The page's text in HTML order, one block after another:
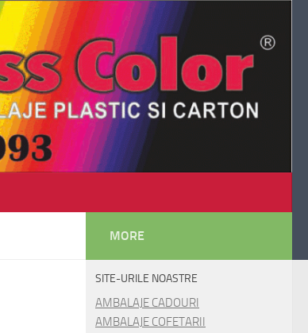
MORE
SITE-URILE NOASTRE
AMBALAJE CADOURI
AMBALAJE COFETARII